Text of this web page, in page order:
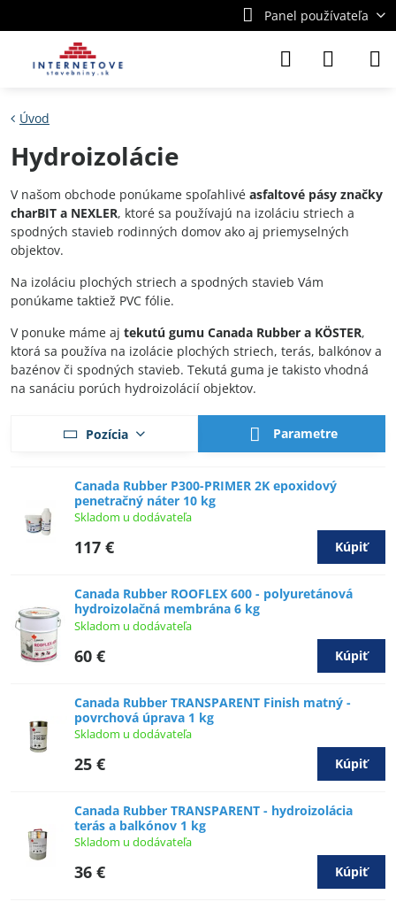
Panel používateľa
Úvod
Hydroizolácie
V našom obchode ponúkame spoľahlivé asfaltové pásy značky
charBIT a NEXLER, ktoré sa používajú na izoláciu striech a
spodných stavieb rodinných domov ako aj priemyselných
objektov.
Na izoláciu plochých striech a spodných stavieb Vám
ponúkame taktiež PVC fólie.
V ponuke máme aj tekutú gumu Canada Rubber a KÖSTER,
ktorá sa používa na izolácie plochých striech, terás, balkónov a
bazénov či spodných stavieb. Tekutá guma je takisto vhodná
na sanáciu porúch hydroizolácií objektov.
Pozícia Parametre
Canada Rubber P300-PRIMER 2K epoxidový
penetračný náter 10 kg
Skladom u dodávateľa
117 € Kúpiť
Canada Rubber ROOFLEX 600 - polyuretánová
hydroizolačná membrána 6 kg
Skladom u dodávateľa
60 € Kúpiť
Canada Rubber TRANSPARENT Finish matný -
povrchová úprava 1 kg
Skladom u dodávateľa
25 € Kúpiť
Canada Rubber TRANSPARENT - hydroizolácia
terás a balkónov 1 kg
Skladom u dodávateľa
36 € Kúpiť